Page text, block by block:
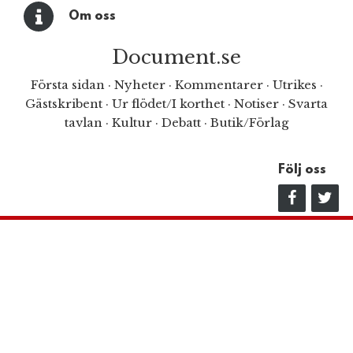
Om oss
Document.se
Första sidan· Nyheter· Kommentarer· Utrikes ·
Gästskribent · Ur flödet/I korthet · Notiser · Svarta
tavlan · Kultur · Debatt · Butik/Förlag
Följ oss